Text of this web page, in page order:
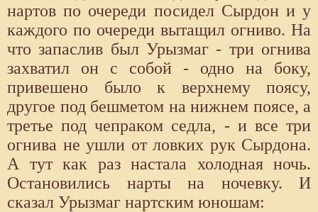
нартов по очереди посидел Сырдон и у
каждого по очереди вытащил огниво. На
что запаслив был Урызмаг - три огнива
захватил он с собой - одно на боку,
привешено было к верхнему поясу,
другое под бешметом на нижнем поясе, а
третье под чепраком седла, - и все три
огнива не ушли от ловких рук Сырдона.
А тут как раз настала холодная ночь.
Остановились нарты на ночевку. И
сказал Урызмаг нартским юношам: